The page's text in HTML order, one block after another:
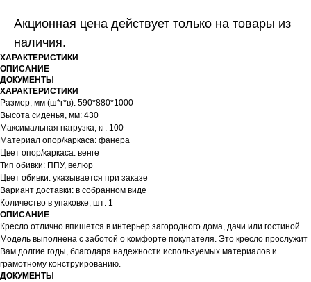
Акционная цена действует только на товары из
наличия.
ХАРАКТЕРИСТИКИ
ОПИСАНИЕ
ДОКУМЕНТЫ
ХАРАКТЕРИСТИКИ
Размер, мм (ш*г*в): 590*880*1000
Высота сиденья, мм: 430
Максимальная нагрузка, кг: 100
Материал опор/каркаса: фанера
Цвет опор/каркаса: венге
Тип обивки: ППУ, велюр
Цвет обивки: указывается при заказе
Вариант доставки: в собранном виде
Количество в упаковке, шт: 1
ОПИСАНИЕ
Кресло отлично впишется в интерьер загородного дома, дачи или гостиной.
Модель выполнена с заботой о комфорте покупателя. Это кресло прослужит
Вам долгие годы, благодаря надежности используемых материалов и
грамотному конструированию.
ДОКУМЕНТЫ